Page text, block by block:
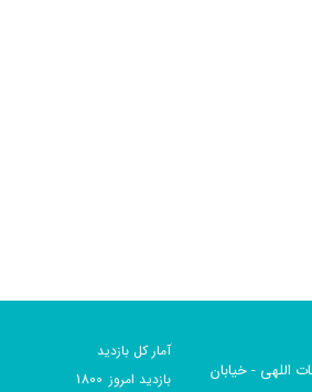
اللهی - خیابان
آمار کل بازدید
بازديد امروز 1800